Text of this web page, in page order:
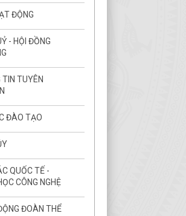
ĐỘNG
- HỘI ĐỒNG
TIN TUYÊN
ĐÀO TẠO
QUỐC TẾ -
CÔNG NGHỆ
ĐOÀN THỂ